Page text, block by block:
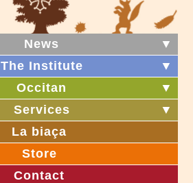
News
▼
The Institute
▼
Occitan
▼
Services
▼
La biaça
Store
Contact